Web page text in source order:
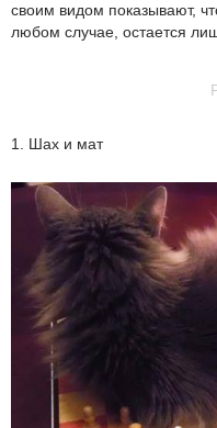
своим видом показывают,
любом случае, остается
1. Шах и мат